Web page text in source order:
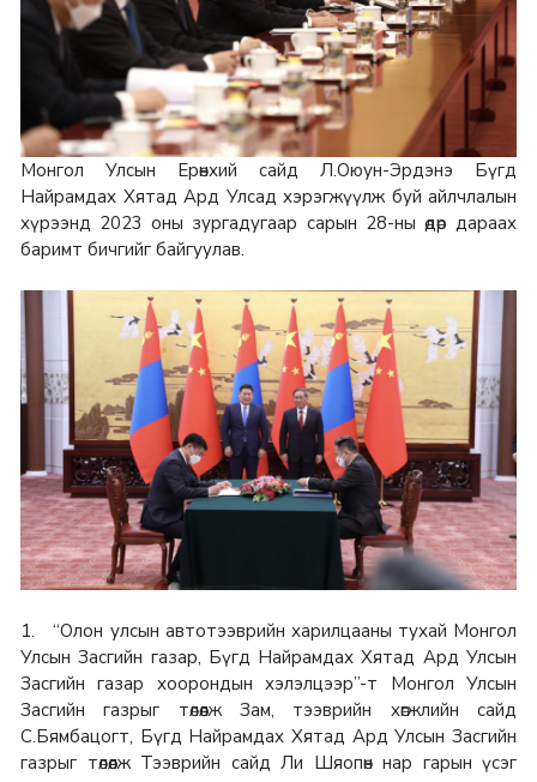
Монгол Улсын Ерөнхий сайд Л.Оюун-Эрдэнэ Бүгд
Найрамдах Хятад Ард Улсад хэрэгжүүлж буй айлчлалын
хүрээнд 2023 оны зургадугаар сарын 28-ны өдөр дараах
баримт бичгийг байгуулав.
1. “Олон улсын автотээврийн харилцааны тухай Монгол
Улсын Засгийн газар, Бүгд Найрамдах Хятад Ард Улсын
Засгийн газар хоорондын хэлэлцээр”-т Монгол Улсын
Засгийн газрыг төлөөлж Зам, тээврийн хөгжлийн сайд
С.Бямбацогт, Бүгд Найрамдах Хятад Ард Улсын Засгийн
газрыг төлөөлж Тээврийн сайд Ли Шяопөн нар гарын үсэг